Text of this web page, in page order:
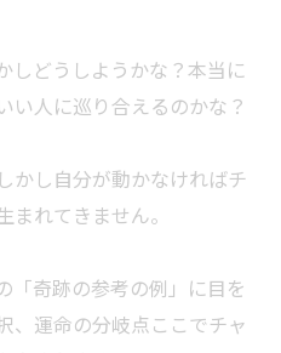
しどうしようかな？本当に
い人に巡り合えるのかな？
かし自分が動かなければチ
まれてきません。
「奇跡の参考の例」に目を
、運命の分岐点ここでチャ